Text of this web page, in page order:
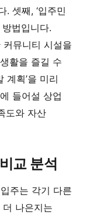
. 셋째, ‘입주민
법입니다.
뮤니티 시설을
활을 즐길 수
계획’을 미리
들어설 상업
도와 자산
교 분석
주는 각기 다른
나은지는